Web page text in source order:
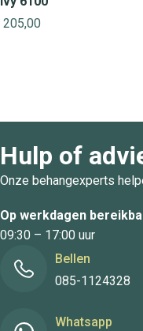
205,00
Hulp of
Onze behangexperts
Op werkdagen
09:30 – 17:00 uur
Bellen
085-1124328
Whatsapp